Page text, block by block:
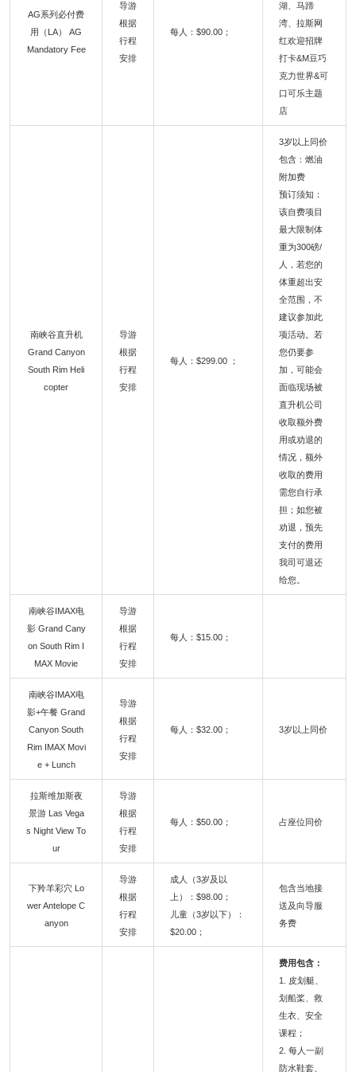
AG系列必付费
用（LA） AG
Mandatory Fee
导游
根据
行程
安排
每人：$90.00；
湖、马蹄
湾、拉斯网
红欢迎招牌
打卡&M豆巧
克力世界&可
口可乐主题
店
南峡谷直升机
Grand Canyon
South Rim Heli
copter
导游
根据
行程
安排
每人：$299.00 ；
3岁以上同价
包含：燃油
附加费
预订须知：
该自费项目
最大限制体
重为300磅/
人，若您的
体重超出安
全范围，不
建议参加此
项活动。若
您仍要参
加，可能会
面临现场被
直升机公司
收取额外费
用或劝退的
情况，额外
收取的费用
需您自行承
担；如您被
劝退，预先
支付的费用
我司可退还
给您。
南峡谷IMAX电
影 Grand Cany
on South Rim I
MAX Movie
导游
根据
行程
安排
每人：$15.00；
南峡谷IMAX电
影+午餐 Grand
Canyon South
Rim IMAX Movi
e + Lunch
导游
根据
行程
安排
每人：$32.00； 3岁以上同价
拉斯维加斯夜
景游 Las Vega
s Night View To
ur
导游
根据
行程
安排
每人：$50.00； 占座位同价
下羚羊彩穴 Lo
wer Antelope C
anyon
导游
根据
行程
安排
成人（3岁及以
上）：$98.00；
儿童（3岁以下）：
$20.00；
包含当地接
送及向导服
务费
费用包含：
1. 皮划艇、
划船桨、救
生衣、安全
课程；
2. 每人一副
防水鞋套、